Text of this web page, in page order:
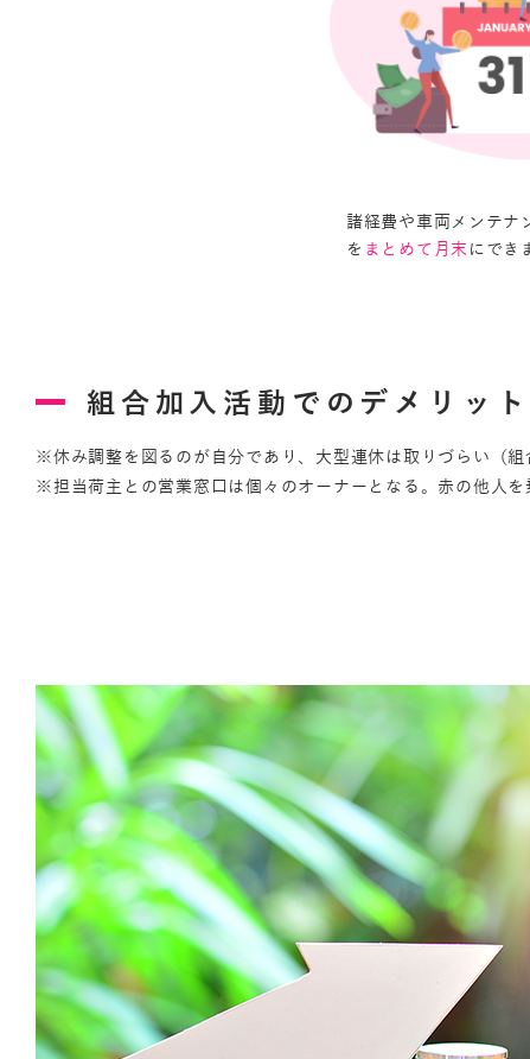
諸経費や車両メンテナ
を まとめて月末 にでき
組合加入活動でのデメリット
※休み調整を図るのが自分であり、大型連休は取りづらい（
※担当荷主との営業窓口は個々のオーナーとなる。赤の他人を